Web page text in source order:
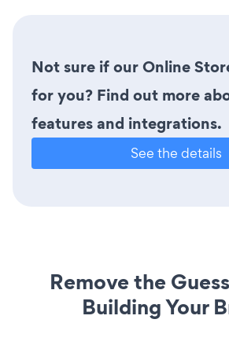
Not sure if our Online
for you? Find out more
features and integrations.
See the details
Remove the
Building Your